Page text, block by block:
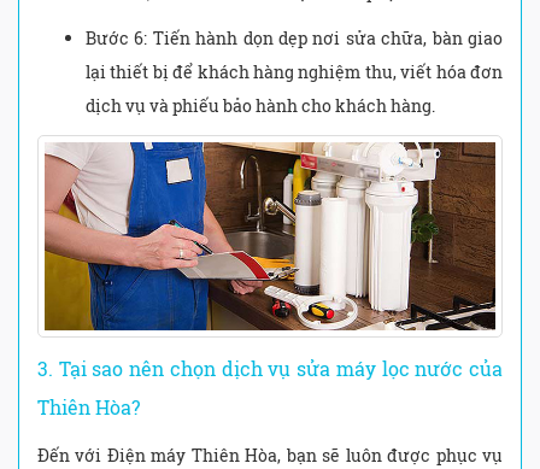
Bước 6: Tiến hành dọn dẹp nơi sửa chữa, bàn giao
lại thiết bị để khách hàng nghiệm thu, viết hóa đơn
dịch vụ và phiếu bảo hành cho khách hàng.
3. Tại sao nên chọn dịch vụ sửa máy lọc nước của
Thiên Hòa?
Đến với Điện máy Thiên Hòa, bạn sẽ luôn được phục vụ